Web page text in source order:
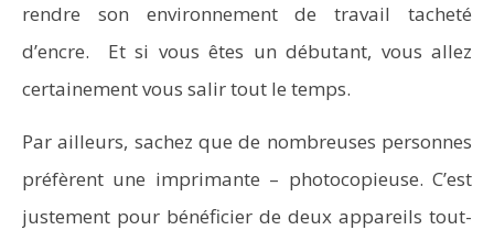
rendre son environnement de travail tacheté
d’encre. Et si vous êtes un débutant, vous allez
certainement vous salir tout le temps.
Par ailleurs, sachez que de nombreuses personnes
préfèrent une imprimante – photocopieuse. C’est
justement pour bénéficier de deux appareils tout-